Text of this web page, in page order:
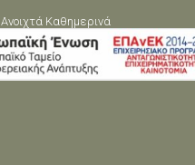
Ανοιχτά Καθημερινά
06:00 - 2300